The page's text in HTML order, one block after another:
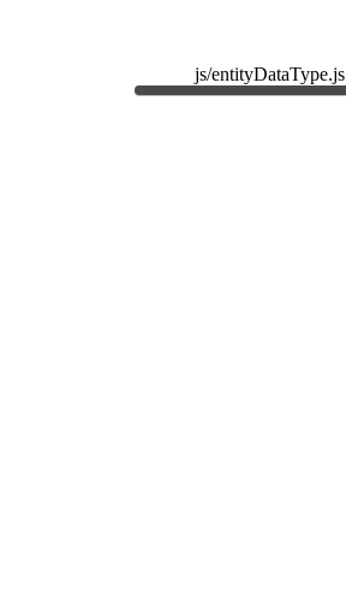
js/entityDataType.js